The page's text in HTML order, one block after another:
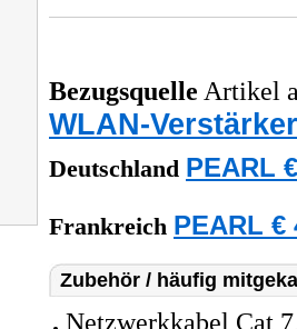
Bezugsquelle Artikel
WLAN-Verstärker
Deutschland PEARL
Frankreich PEARL €
Zubehör / häufig
Netzwerkkabel Cat